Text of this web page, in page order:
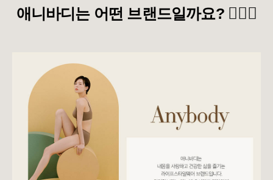
애니바디는 어떤 브랜드일까요? 🙋🏻‍♀️